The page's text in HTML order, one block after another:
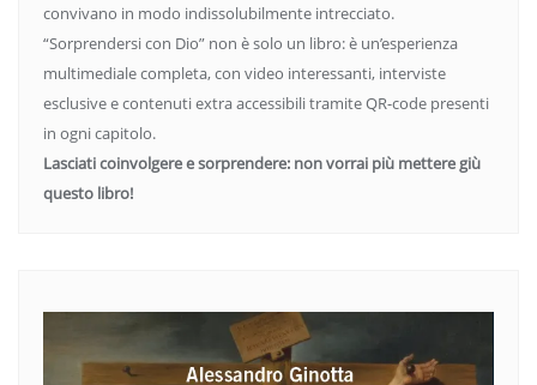
convivano in modo indissolubilmente intrecciato.
“Sorprendersi con Dio” non è solo un libro: è un’esperienza
multimediale completa, con video interessanti, interviste
esclusive e contenuti extra accessibili tramite QR-code presenti
in ogni capitolo.
Lasciati coinvolgere e sorprendere: non vorrai più mettere giù
questo libro!